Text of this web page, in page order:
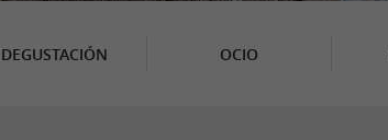
DEGUSTACIÓN OCIO